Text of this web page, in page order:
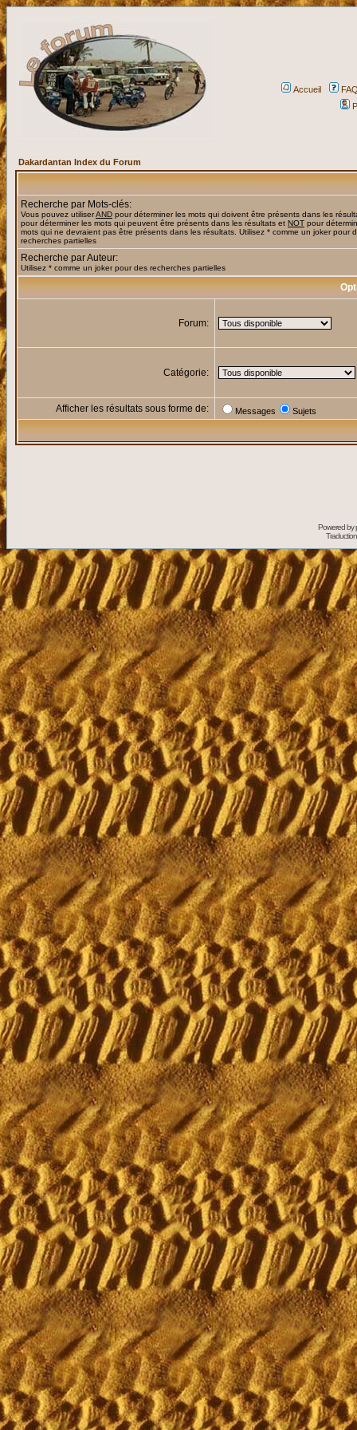
Accueil
Dakardantan Index du Forum
Recherche par Mots-clés:
Vous pouvez utiliserAND pour déterminer les mots qui doivent être présents dans les
pour déterminer les mots qui peuvent être présents dans les résultats et NOT pour
mots qui ne devraient pas être présents dans les résultats. Utilisez * comme un joker pour
recherches partielles
Recherche par Auteur:
Utilisez * comme un joker pour des recherches partielles
Forum:
Catégorie:
Afficher les résultats sous forme de: Messages Sujets
Powered by